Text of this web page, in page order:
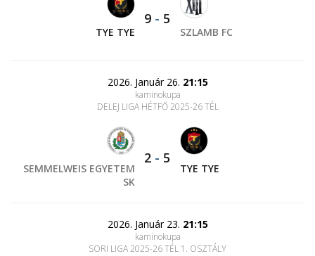
TYE TYE
9 - 5
SZLAMB FC
2026. Január 26. 21:15
kaminokupa
DELEJ LIGA HÉTFŐ 2025-26 TÉL
SEMMELWEIS EGYETEM
SK
2 - 5
TYE TYE
2026. Január 23. 21:15
kaminokupa
SORI LIGA 2025-26 TÉL 1. OSZTÁLY